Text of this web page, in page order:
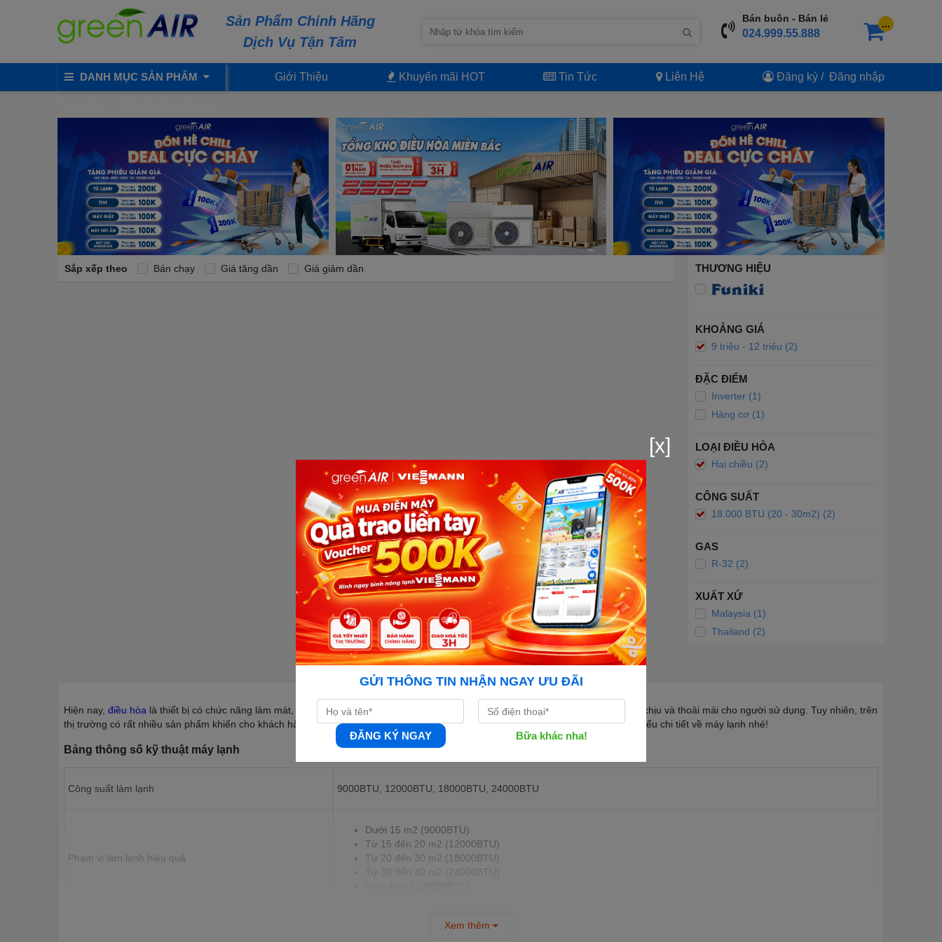
Sản Phẩm Chính Hãng
Dịch Vụ Tận Tâm
Bán buôn - Bán lẻ
024.999.55.888
...
DANH MỤC SẢN PHẨM Giới Thiệu Khuyến mãi HOT Tin Tức Liên Hệ Đăng ký / Đăng nhập
Sắp xếp theo Bán chạy Giá tăng dần Giá giảm dần THƯƠNG HIỆU
KHOẢNG GIÁ
9 triệu - 12 triệu (2)
ĐẶC ĐIỂM
Inverter (1)
Hàng cơ (1)
LOẠI ĐIỀU HÒA
Hai chiều (2)
CÔNG SUẤT
18.000 BTU (20 - 30m2) (2)
GAS
R-32 (2)
XUẤT XỨ
Malaysia (1)
Thailand (2)
Hiện nay, điều hòa là thiết bị có chức năng làm mát, điều hòa nhiệt độ và độ ẩm trong không gian, giúp mang lại bầu không khí dễ chịu và thoải mái cho người sử dụng. Tuy nhiên, trên
thị trường có rất nhiều sản phẩm khiến cho khách hàng gặp khó khăn trong việc lựa chọn phù hợp. Hãy cùng Điện Máy Xanh tìm hiểu chi tiết về máy lạnh nhé!
Bảng thông số kỹ thuật máy lạnh
Công suất làm lạnh 9000BTU, 12000BTU, 18000BTU, 24000BTU
Phạm vi làm lạnh hiệu quả
Dưới 15 m2 (9000BTU)
Từ 15 đến 20 m2 (12000BTU)
Từ 20 đến 30 m2 (18000BTU)
Từ 30 đến 40 m2 (24000BTU)
điều hòa không inverter
Xem thêm
[x]
GỬI THÔNG TIN NHẬN NGAY ƯU ĐÃI
ĐĂNG KÝ NGAY Bữa khác nha!